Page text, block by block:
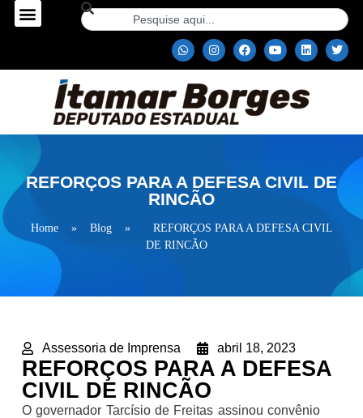
REFORÇOS PARA A DEFESA CIVIL DE
RINCÃO
Home » Blog »
REFORÇOS PARA A DEFESA CIVIL
DE RINCÃO
Assessoria de Imprensa abril 18, 2023
REFORÇOS PARA A DEFESA
CIVIL DE RINCÃO
O governador Tarcísio de Freitas assinou convênio